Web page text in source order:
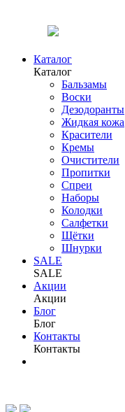
Каталог
Каталог
Бальзамы
Воски
Дезодоранты
Жидкая кожа
Красители
Кремы
Очистители
Пропитки
Спреи
Наборы
Колодки
Салфетки
Щётки
Шнурки
SALE
SALE
Акции
Акции
Блог
Блог
Контакты
Контакты